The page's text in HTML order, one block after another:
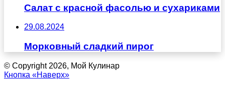
Салат с красной фасолью и сухариками
29.08.2024
Морковный сладкий пирог
© Copyright 2026, Мой Кулинар
Кнопка «Наверх»